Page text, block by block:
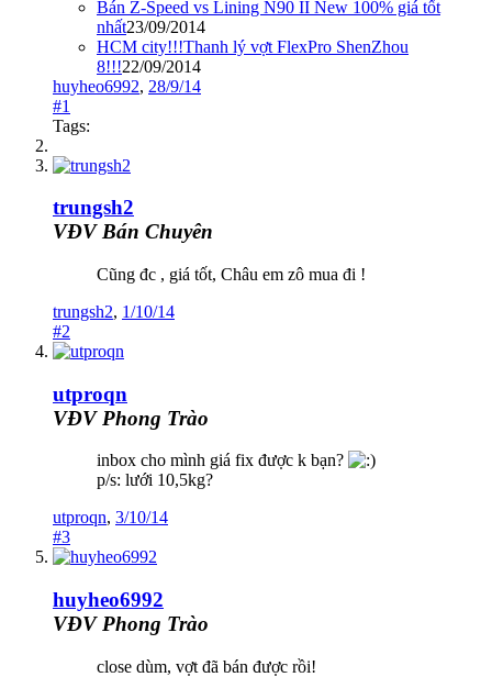
Bán Z-Speed vs Lining N90 II New 100% giá tốt
nhất23/09/2014
HCM city!!!Thanh lý vợt FlexPro ShenZhou
8!!!22/09/2014
huyheo6992, 28/9/14
#1
Tags:
trungsh2
VĐV Bán Chuyên
Cũng đc , giá tốt, Châu em zô mua đi !
trungsh2, 1/10/14
#2
utproqn
VĐV Phong Trào
inbox cho mình giá fix được k bạn?
p/s: lưới 10,5kg?
utproqn, 3/10/14
#3
huyheo6992
VĐV Phong Trào
close dùm, vợt đã bán được rồi!